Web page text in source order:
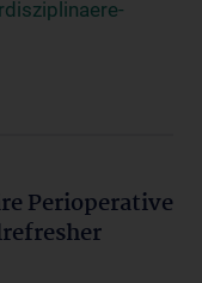
Perioperative